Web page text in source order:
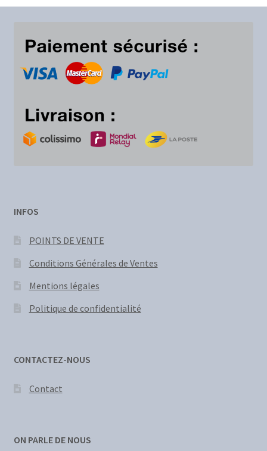
INFOS
POINTS DE VENTE
Conditions Générales de Ventes
Mentions légales
Politique de confidentialité
CONTACTEZ-NOUS
Contact
ON PARLE DE NOUS